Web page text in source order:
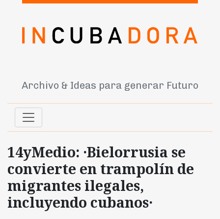
Archivo & Ideas para generar Futuro
14yMedio: ·Bielorrusia se
convierte en trampolín de
migrantes ilegales,
incluyendo cubanos·